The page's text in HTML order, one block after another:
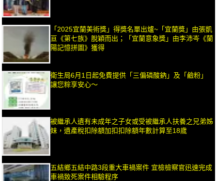
「2025宜蘭美術獎」得獎名單出爐~「宜蘭獎」由張凱
亘《第七族》脫穎而出；「宜蘭意象獎」由李沛岑《蘭
陽記憶拼圖》獲得
衛生局6月1日起免費提供「三偏磷酸鈉」及「鹼粉」
讓您粽享安心～
被繼承人遺有未成年之子女或受被繼承人扶養之兄弟姊
妹，遺產稅扣除額加扣扣除額年數計算至18歲
五結鄉五結中路3段重大車禍案件 宜檢檢察官迅速完成
車禍致死案件相驗程序